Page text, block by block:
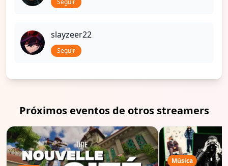
Seguir
slayzeer22
Seguir
Próximos eventos de otros streamers
Música